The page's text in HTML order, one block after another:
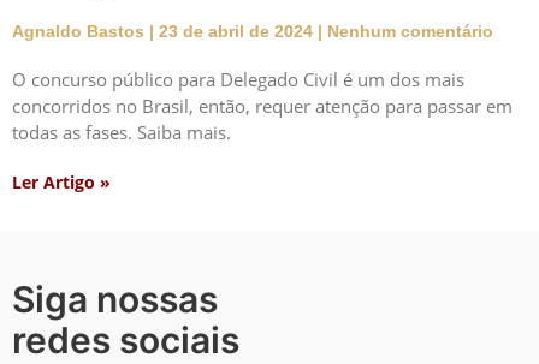
Agnaldo Bastos 23 de abril de 2024 Nenhum comentário
O concurso público para Delegado Civil é um dos mais
concorridos no Brasil, então, requer atenção para passar em
todas as fases. Saiba mais.
Ler Artigo »
Siga nossas
redes sociais